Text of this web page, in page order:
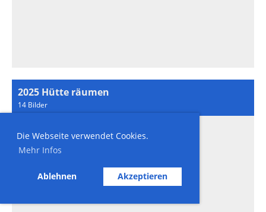
Die Webseite verwendet Cookies.
Mehr Infos
Ablehnen Akzeptieren
2025 Hütte räumen
14 Bilder